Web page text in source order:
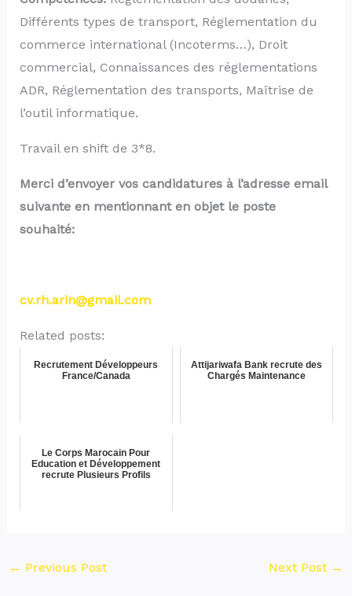
Différents types de transport, Réglementation du
commerce international (Incoterms…), Droit
commercial, Connaissances des réglementations
ADR, Réglementation des transports, Maîtrise de
l’outil informatique.
Travail en shift de 3*8.
Merci d’envoyer vos candidatures à l’adresse email
suivante en mentionnant en objet le poste
souhaité:
cv.rh.arin@gmail.com
Related posts:
Recrutement Développeurs
France/Canada
Attijariwafa Bank recrute des
Chargés Maintenance
Le Corps Marocain Pour
Education et Développement
recrute Plusieurs Profils
← Previous Post Next Post →